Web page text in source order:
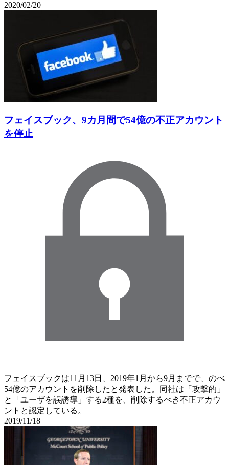
2020/02/20
フェイスブック、9カ月間で54億の不正アカウント
を停止
フェイスブックは11月13日、2019年1月から9月までで、のべ
54億のアカウントを削除したと発表した。同社は「攻撃的」
と「ユーザを誤誘導」する2種を、削除するべき不正アカウ
ントと認定している。
2019/11/18